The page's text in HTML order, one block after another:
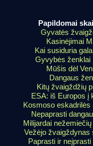
Papildomai
Gyvatės
Kasinėjimai
Kai susiduria
Gyvybės ženklai
Mūšis dėl
Dangaus
Kitų žvaigždžių
ESA: iš Europos į
Kosmoso eskadrilės
Nepaprasti
Milijardai
Vežėjo žvaigždynas
Paprasti ir